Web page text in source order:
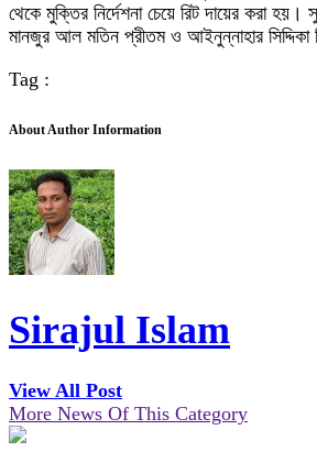
থেকে মুক্তির নির্দেশনা চেয়ে রিট দায়ের করা হয়।
মানজুর আল মতিন প্রীতম ও আইনুন্নাহার সিদ্দিকা
Tag :
About Author Information
Sirajul Islam
View All Post
More News Of This Category